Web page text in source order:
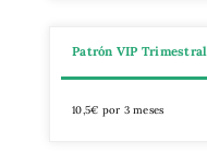
Patrón VIP Trimestral
10,5€ por 3 meses